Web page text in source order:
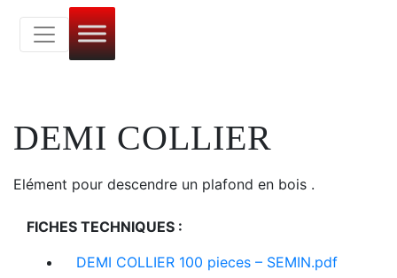
DEMI COLLIER
Elément pour descendre un plafond en bois .
FICHES TECHNIQUES :
DEMI COLLIER 100 pieces – SEMIN.pdf